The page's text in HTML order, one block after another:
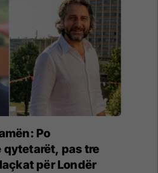
Po
pas tre
për Londër